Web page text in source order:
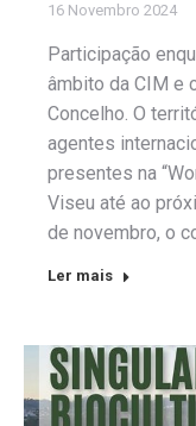
16 Novembro 2024
Participação
âmbito da CIM e
Concelho. O
agentes
presentes na
Viseu até ao
de novembro, o
Ler mais